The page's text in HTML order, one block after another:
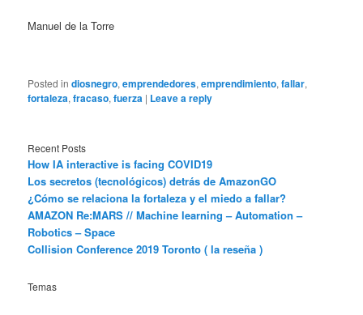
Manuel de la Torre
Posted in diosnegro,emprendedores,emprendimiento,fallar,
fortaleza,fracaso,fuerza | Leave a reply
Recent Posts
How IA interactive is facing COVID19
Los secretos (tecnológicos) detrás de AmazonGO
¿Cómo se relaciona la fortaleza y el miedo a fallar?
AMAZON Re:MARS // Machine learning – Automation –
Robotics – Space
Collision Conference 2019 Toronto ( la reseña )
Temas